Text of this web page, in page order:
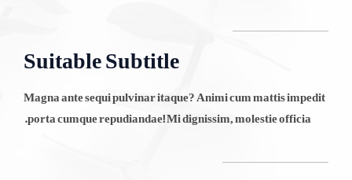
Suitable Subtitle
Magna ante sequi pulvinar itaque? Animi cum mattis impedit
porta cumque repudiandae! Mi dignissim, molestie officia.